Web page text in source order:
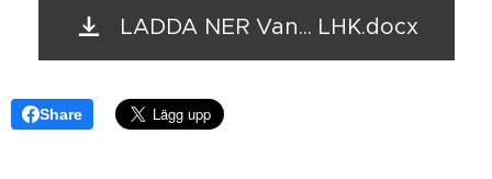
LADDA NER Van... LHK.docx
Share